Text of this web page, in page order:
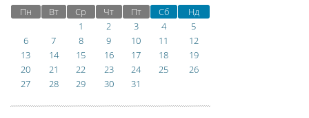
Пн Вт Ср Чт Пт Сб
Нд
1
2 3 4
5
6
7 8 9 10 11
12
13
14 15 16 17 18
19
20
21 22 23 24 25
26
27
28 29 30 31